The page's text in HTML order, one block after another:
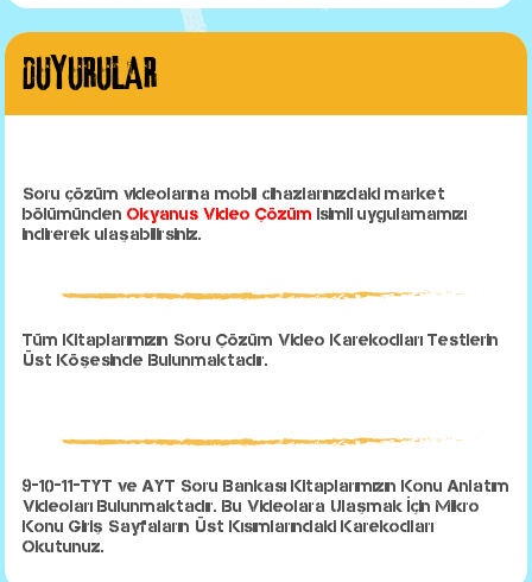
DUYURULAR
Soru çözüm videolarına mobil cihazlarınızdaki market
bölümündenOkyanus Video Çözümisimli uygulamamızı
indirerek ulaşabilirsiniz.
Tüm Kitaplarımızın Soru Çözüm Video Karekodları Testlerin
Üst Köşesinde Bulunmaktadır.
9-10-11-TYT ve AYT Soru Bankası Kitaplarımızın Konu Anlatım
Videoları Bulunmaktadır. Bu Videolara Ulaşmak İçin Mikro
Konu Giriş Sayfaların Üst Kısımlarındaki Karekodları
Okutunuz.